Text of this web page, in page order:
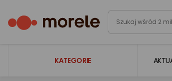
KATEGORIE